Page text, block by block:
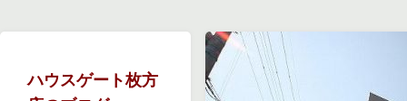
ハウスゲート枚方